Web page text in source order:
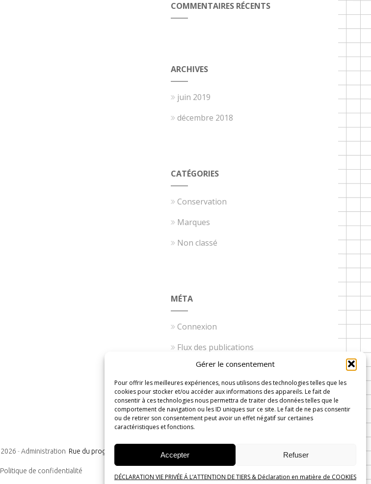
Gérer le consentement
Pour offrir les meilleures expériences, nous utilisons des technologies telles que les
cookies pour stocker et/ou accéder aux informations des appareils. Le fait de
consentir à ces technologies nous permettra de traiter des données telles que le
comportement de navigation ou les ID uniques sur ce site. Le fait de ne pas consentir
ou de retirer son consentement peut avoir un effet négatif sur certaines
caractéristiques et fonctions.
Accepter Refuser
DÉCLARATION VIE PRIVÉE Á L’ATTENTION DE TIERS & Déclaration en matière de COOKIES
COMMENTAIRES RÉCENTS
ARCHIVES
juin 2019
décembre 2018
CATÉGORIES
Conservation
Marques
Non classé
MÉTA
Connexion
Flux des publications
Flux des commentaires
Site de WordPress-FR
2026 -Administration Rue du progrès n°7, 1300 Wavre
Politique de confidentialité